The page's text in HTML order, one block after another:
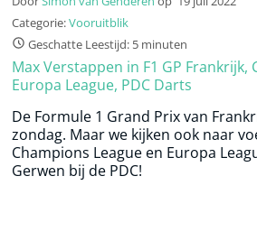
Categorie:Vooruitblik
Geschatte Leestijd: 5 minuten
Max Verstappen in F1 GP Frankrijk,
Europa League, PDC Darts
De Formule 1 Grand Prix van
zondag. Maar we kijken ook naar
Champions League en Europa
Gerwen bij de PDC!